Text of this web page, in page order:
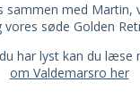
sammen med Martin,
vores søde Golden
har lyst kan du læse
om Valdemarsro her